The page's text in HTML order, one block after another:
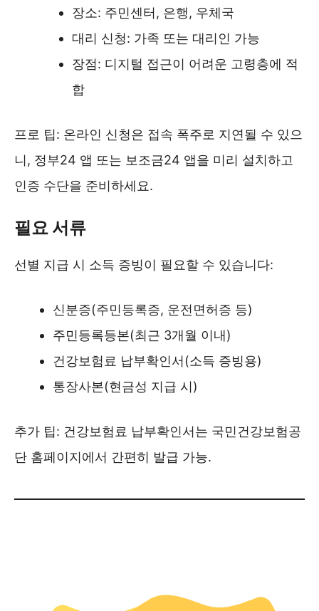
장소: 주민센터, 은행, 우체국
대리 신청: 가족 또는 대리인 가능
장점: 디지털 접근이 어려운 고령층에 적
합
프로 팁: 온라인 신청은 접속 폭주로 지연될 수 있으
니, 정부24 앱 또는 보조금24 앱을 미리 설치하고
인증 수단을 준비하세요.
필요 서류
선별 지급 시 소득 증빙이 필요할 수 있습니다:
신분증(주민등록증, 운전면허증 등)
주민등록등본(최근 3개월 이내)
건강보험료 납부확인서(소득 증빙용)
통장사본(현금성 지급 시)
추가 팁: 건강보험료 납부확인서는 국민건강보험공
단 홈페이지에서 간편히 발급 가능.